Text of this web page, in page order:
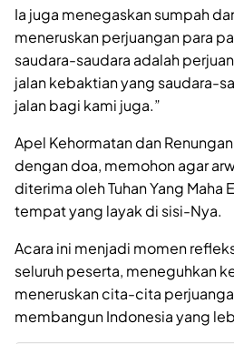
Ia juga menegaskan sumpah
meneruskan perjuangan para
saudara-saudara adalah
jalan kebaktian yang saudara-
jalan bagi kami juga.”
Apel Kehormatan dan
dengan doa, memohon agar
diterima oleh Tuhan Yang Maha
tempat yang layak di sisi-Nya.
Acara ini menjadi momen
seluruh peserta, meneguhkan
meneruskan cita-cita
membangun Indonesia yang